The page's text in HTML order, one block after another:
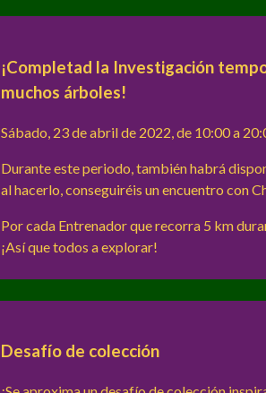
¡Completad la Investigación
muchos árboles!
Sábado, 23 de abril de 2022, de 10:00 a
Durante este periodo, también habrá
al hacerlo, conseguiréis un encuentro con
Por cada Entrenador que recorra 5 km
¡Así que todos a explorar!
Desafío de colección